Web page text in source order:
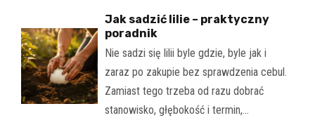
Jak sadzić lilie – praktyczny
poradnik
Nie sadzi się lilii byle gdzie, byle jak i
zaraz po zakupie bez sprawdzenia cebul.
Zamiast tego trzeba od razu dobrać
stanowisko, głębokość i termin,…